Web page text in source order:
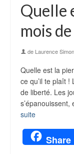
Quelle
mois
de Laurence Simon
Quelle est la
ce qu’il te plaît
de liberté. Les
suite
Share